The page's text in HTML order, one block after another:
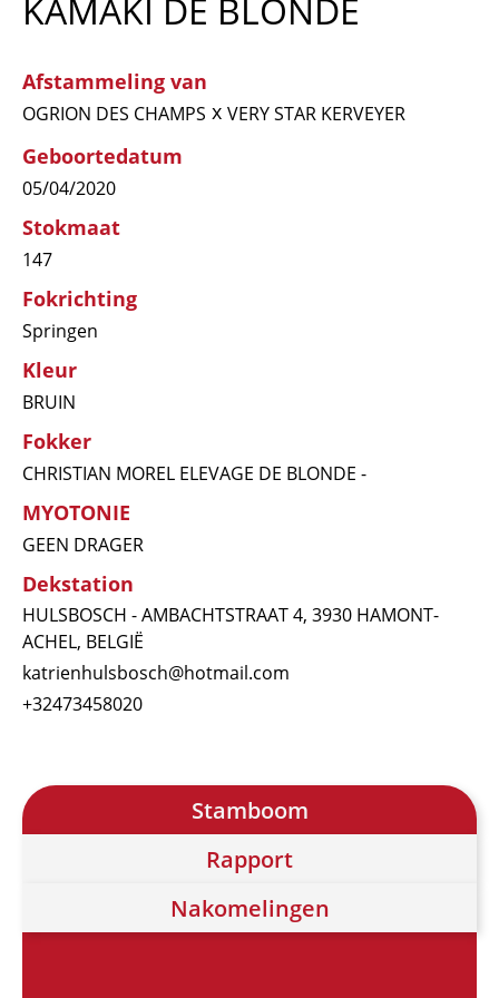
KAMAKI DE BLONDE
Afstammeling van
OGRION DES CHAMPS x VERY STAR KERVEYER
Geboortedatum
05/04/2020
Stokmaat
147
Fokrichting
Springen
Kleur
BRUIN
Fokker
CHRISTIAN MOREL ELEVAGE DE BLONDE -
MYOTONIE
GEEN DRAGER
Dekstation
HULSBOSCH - AMBACHTSTRAAT 4, 3930 HAMONT-
ACHEL, BELGIË
katrienhulsbosch@hotmail.com
+32473458020
Stamboom
Rapport
Nakomelingen